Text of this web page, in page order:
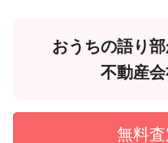
おうちの語り部
不動産会
無料